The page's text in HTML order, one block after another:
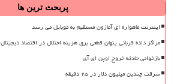
پربحث ترین ها
اینترنت ماهواره ای آمازون مستقیم به موبایل می رسد
مراکز داده قربانی پنهان قطعی برق هزینه اختلال در اقتصاد دیجیتال
بازخوانی حادثه خروج اوپن ای آی
سرقت چندین میلیون دلار در ۲۵ دقیقه